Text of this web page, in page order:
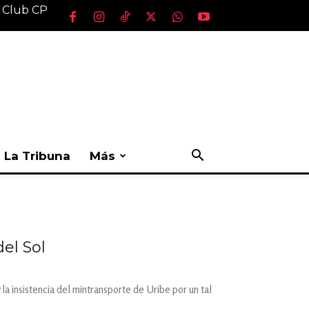
CP
La Tribuna Más
Sol
insistencia del mintransporte de Uribe por un tal